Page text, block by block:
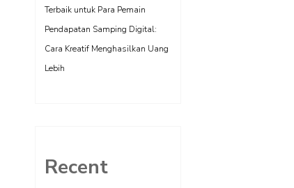
Terbaik untuk Para Pemain
Pendapatan Samping Digital:
Cara Kreatif Menghasilkan Uang
Lebih
Recent